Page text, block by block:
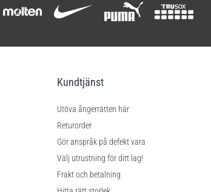
Kundtjänst
Utöva ångerrätten här
Returorder
Gör anspråk på defekt vara
Välj utrustning för ditt lag!
Frakt och betalning